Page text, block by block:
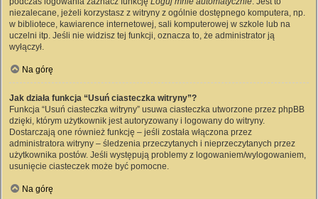
niezalecane, jeżeli korzystasz z witryny z ogólnie dostępnego komputera, np.
w bibliotece, kawiarence internetowej, sali komputerowej w szkole lub na
uczelni itp. Jeśli nie widzisz tej funkcji, oznacza to, że administrator ją
wyłączył.
Na górę
Jak działa funkcja “Usuń ciasteczka witryny”?
Funkcja “Usuń ciasteczka witryny” usuwa ciasteczka utworzone przez phpBB
dzięki, którym użytkownik jest autoryzowany i logowany do witryny.
Dostarczają one również funkcję – jeśli została włączona przez
administratora witryny – śledzenia przeczytanych i nieprzeczytanych przez
użytkownika postów. Jeśli występują problemy z logowaniem/wylogowaniem,
usunięcie ciasteczek może być pomocne.
Na górę